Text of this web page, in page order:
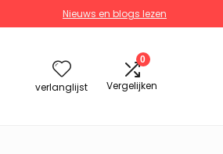
Nieuws en blogs lezen
verlanglijst
0
Vergelijken